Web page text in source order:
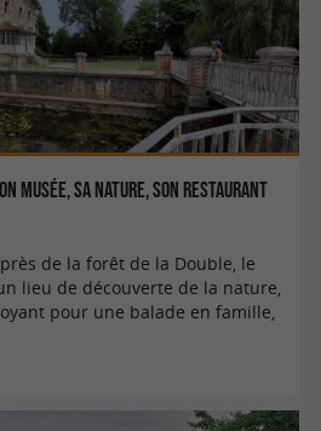
musée, sa nature, son restaurant
près de la forêt de la Double, le
lieu de découverte de la nature,
pour une balade en famille,